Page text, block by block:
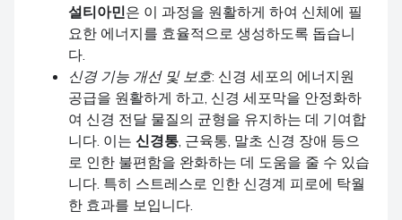
설티아민은 이 과정을 원활하게 하여 신체에 필
요한 에너지를 효율적으로 생성하도록 돕습니
다.
신경 기능 개선 및 보호: 신경 세포의 에너지원
공급을 원활하게 하고, 신경 세포막을 안정화하
여 신경 전달 물질의 균형을 유지하는 데 기여합
니다. 이는 신경통 , 근육통, 말초 신경 장애 등으
로 인한 불편함을 완화하는 데 도움을 줄 수 있습
니다. 특히 스트레스로 인한 신경계 피로에 탁월
한 효과를 보입니다.